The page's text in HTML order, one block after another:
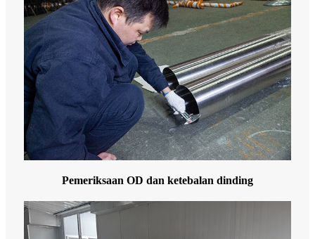
Pemeriksaan OD dan ketebalan dinding